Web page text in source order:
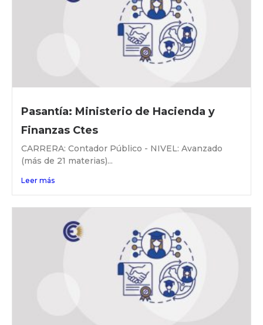
Pasantía: Ministerio de Hacienda y
Finanzas Ctes
CARRERA: Contador Público - NIVEL: Avanzado
(más de 21 materias)...
Leer más